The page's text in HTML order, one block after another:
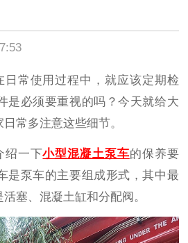
日常使用过程中，就应该定期检
是必须要重视的吗？今天就给大
常多注意这些细节。
绍一下小型混凝土泵车的保养要
是泵车的主要组成形式，其中最
塞、混凝土缸和分配阀。